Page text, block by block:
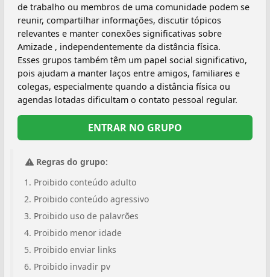
de trabalho ou membros de uma comunidade podem se
reunir, compartilhar informações, discutir tópicos
relevantes e manter conexões significativas sobre
Amizade , independentemente da distância física.
Esses grupos também têm um papel social significativo,
pois ajudam a manter laços entre amigos, familiares e
colegas, especialmente quando a distância física ou
agendas lotadas dificultam o contato pessoal regular.
ENTRAR NO GRUPO
Regras do grupo:
Proibido conteúdo adulto
Proibido conteúdo agressivo
Proibido uso de palavrões
Proibido menor idade
Proibido enviar links
Proibido invadir pv